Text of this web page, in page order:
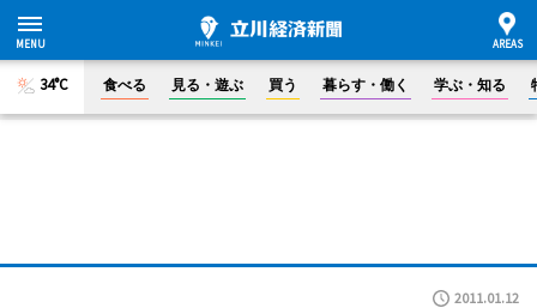
34°C 食べる 見る・遊ぶ 買う 暮らす・働く 学ぶ・知る
2011.01.12